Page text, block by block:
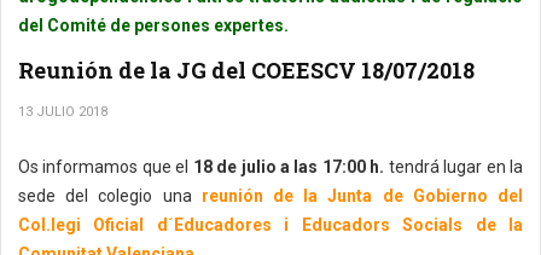
del Comité de persones expertes.
Reunión de la JG del COEESCV 18/07/2018
13 JULIO 2018
Os informamos que el 18 de julio a las 17:00 h. tendrá lugar en la
sede del colegio una reunión de la Junta de Gobierno del
Col.legi Oficial d´Educadores i Educadors Socials de la